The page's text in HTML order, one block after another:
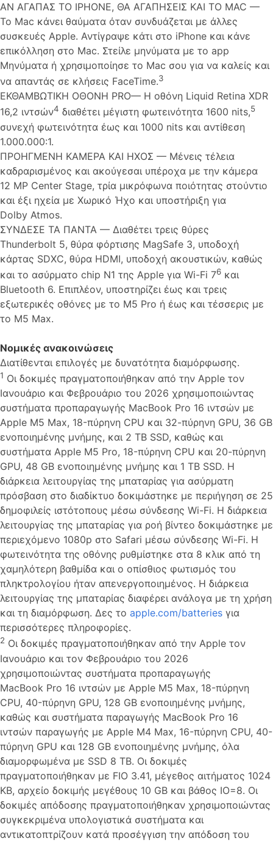
ΑΝ ΑΓΑΠΑΣ ΤΟ IPHONE, ΘΑ ΑΓΑΠΗΣΕΙΣ ΚΑΙ ΤΟ MAC —
Το Mac κάνει θαύματα όταν συνδυάζεται με άλλες
συσκευές Apple. Αντίγραψε κάτι στο iPhone και κάνε
επικόλληση στο Mac. Στείλε μηνύματα με το app
Μηνύματα ή χρησιμοποίησε το Mac σου για να καλείς και
να απαντάς σε κλήσεις FaceTime.3
ΕΚΘΑΜΒΩΤΙΚΗ ΟΘΟΝΗ PRO— Η οθόνη Liquid Retina XDR
16,2 ιντσών4 διαθέτει μέγιστη φωτεινότητα 1600 nits,5
συνεχή φωτεινότητα έως και 1000 nits και αντίθεση
1.000.000:1.
ΠΡΟΗΓΜΕΝΗ ΚΑΜΕΡΑ ΚΑΙ ΗΧΟΣ — Μένεις τέλεια
καδραρισμένος και ακούγεσαι υπέροχα με την κάμερα
12 MP Center Stage, τρία μικρόφωνα ποιότητας στούντιο
και έξι ηχεία με Χωρικό Ήχο και υποστήριξη για
Dolby Atmos.
ΣΥΝΔΕΣΕ ΤΑ ΠΑΝΤΑ — Διαθέτει τρεις θύρες
Thunderbolt 5, θύρα φόρτισης MagSafe 3, υποδοχή
κάρτας SDXC, θύρα HDMI, υποδοχή ακουστικών, καθώς
και το ασύρματο chip N1 της Apple για Wi-Fi 76 και
Bluetooth 6. Επιπλέον, υποστηρίζει έως και τρεις
εξωτερικές οθόνες με το M5 Pro ή έως και τέσσερις με
το M5 Max.
Νομικές ανακοινώσεις
Διατίθενται επιλογές με δυνατότητα διαμόρφωσης.
1 Οι δοκιμές πραγματοποιήθηκαν από την Apple τον
Ιανουάριο και Φεβρουάριο του 2026 χρησιμοποιώντας
συστήματα προπαραγωγής MacBook Pro 16 ιντσών με
Apple M5 Max, 18-πύρηνη CPU και 32-πύρηνη GPU, 36 GB
ενοποιημένης μνήμης, και 2 TB SSD, καθώς και
συστήματα Apple M5 Pro, 18-πύρηνη CPU και 20-πύρηνη
GPU, 48 GB ενοποιημένης μνήμης και 1 TB SSD. Η
διάρκεια λειτουργίας της μπαταρίας για ασύρματη
πρόσβαση στο διαδίκτυο δοκιμάστηκε με περιήγηση σε 25
δημοφιλείς ιστότοπους μέσω σύνδεσης Wi-Fi. Η διάρκεια
λειτουργίας της μπαταρίας για ροή βίντεο δοκιμάστηκε με
περιεχόμενο 1080p στο Safari μέσω σύνδεσης Wi-Fi. Η
φωτεινότητα της οθόνης ρυθμίστηκε στα 8 κλικ από τη
χαμηλότερη βαθμίδα και ο οπίσθιος φωτισμός του
πληκτρολογίου ήταν απενεργοποιημένος. Η διάρκεια
λειτουργίας της μπαταρίας διαφέρει ανάλογα με τη χρήση
και τη διαμόρφωση. Δες το apple.com/batteries για
περισσότερες πληροφορίες.
2 Οι δοκιμές πραγματοποιήθηκαν από την Apple τον
Ιανουάριο και τον Φεβρουάριο του 2026
χρησιμοποιώντας συστήματα προπαραγωγής
MacBook Pro 16 ιντσών με Apple M5 Max, 18-πύρηνη
CPU, 40-πύρηνη GPU, 128 GB ενοποιημένης μνήμης,
καθώς και συστήματα παραγωγής MacBook Pro 16
ιντσών παραγωγής με Apple M4 Max, 16-πύρηνη CPU, 40-
πύρηνη GPU και 128 GB ενοποιημένης μνήμης, όλα
διαμορφωμένα με SSD 8 TB. Οι δοκιμές
πραγματοποιήθηκαν με FIO 3.41, μέγεθος αιτήματος 1024
KB, αρχείο δοκιμής μεγέθους 10 GB και βάθος IO=8. Οι
δοκιμές απόδοσης πραγματοποιήθηκαν χρησιμοποιώντας
συγκεκριμένα υπολογιστικά συστήματα και
αντικατοπτρίζουν κατά προσέγγιση την απόδοση του